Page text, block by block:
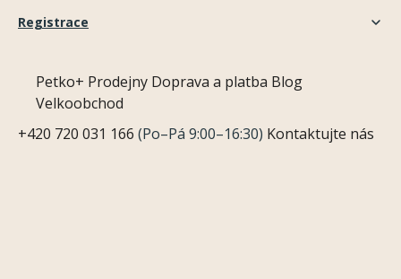
Registrace
Petko+ Prodejny Doprava a platba Blog
Velkoobchod
+420 720 031 166 (Po–Pá 9:00–16:30) Kontaktujte nás